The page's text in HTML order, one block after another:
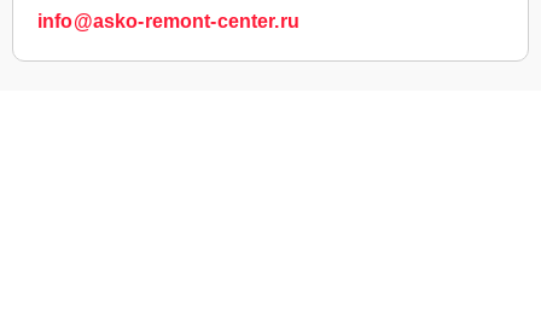
info@asko-remont-center.ru